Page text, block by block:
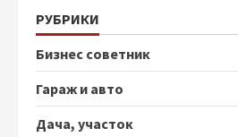
РУБРИКИ
Бизнес советник
Гараж и авто
Дача, участок